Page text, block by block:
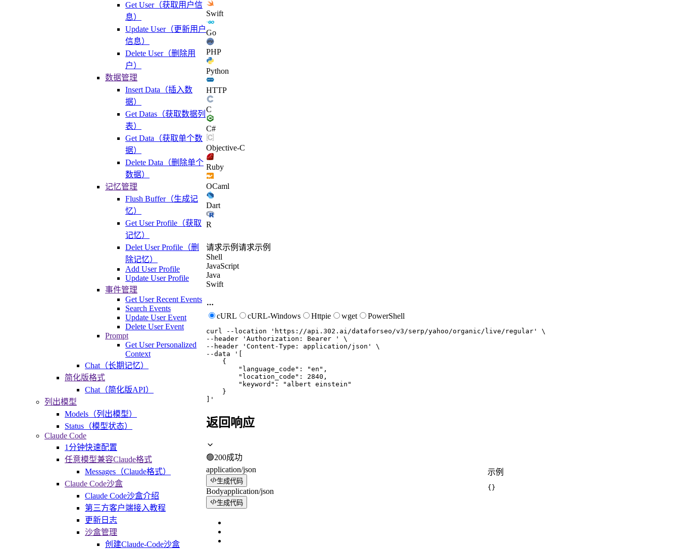
Get User（获取用户信
息）
Update User（更新用户
信息）
Delete User（删除用
户）
数据管理
Insert Data（插入数
据）
Get Datas（获取数据列
表）
Get Data（获取单个数
据）
Delete Data（删除单个
数据）
记忆管理
Flush Buffer（生成记
忆）
Get User Profile（获取
记忆）
Delet User Profile（删
除记忆）
Add User Profile
Update User Profile
事件管理
Get User Recent Events
Search Events
Update User Event
Delete User Event
Prompt
Get User Personalized
Context
Chat（长期记忆）
简化版格式
Chat（简化版API）
列出模型
Models（列出模型）
Status（模型状态）
Claude Code
1分钟快速配置
任意模型兼容Claude格式
Messages（Claude格式）
Claude Code沙盒
Claude Code沙盒介绍
第三方客户端接入教程
更新日志
沙盒管理
创建Claude-Code沙盒
Swift
Go
PHP
Python
HTTP
C
C#
Objective-C
Ruby
OCaml
Dart
R
请求示例 请求示例
Shell
JavaScript
Java
Swift
cURL cURL-Windows Httpie wget PowerShell
curl --location 'https://api.302.ai/dataforseo/v3/serp/yahoo/organic/live/regular'
--header
'Authorization: Bearer '
--header
'Content-Type: application/json'
--data
'[
    {
        "language_code": "en",
        "location_code": 2840,
        "keyword": "albert einstein"
    }
]'
返回响应
🟢200成功
application/json
生成代码
Bodyapplication/json
生成代码
示例
{ }